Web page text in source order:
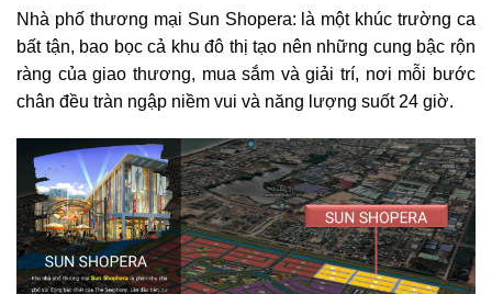
Nhà phố thương mại Sun Shopera: là một khúc trường ca
bất tận, bao bọc cả khu đô thị tạo nên những cung bậc rộn
ràng của giao thương, mua sắm và giải trí, nơi mỗi bước
chân đều tràn ngập niềm vui và năng lượng suốt 24 giờ.